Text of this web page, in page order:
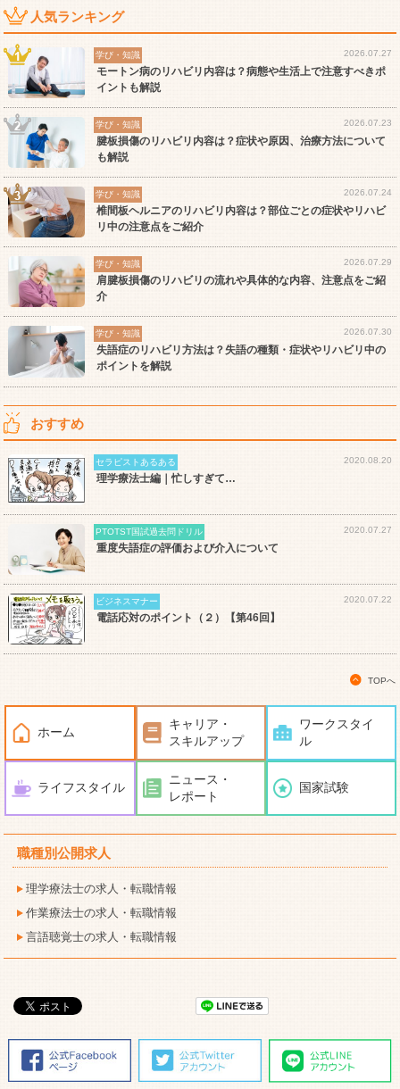
人気ランキング
学び・知識 2026.07.27
モートン病のリハビリ内容は？病態や生活上で注意すべきポ
イントも解説
学び・知識 2026.07.23
腱板損傷のリハビリ内容は？症状や原因、治療方法について
も解説
学び・知識 2026.07.24
椎間板ヘルニアのリハビリ内容は？部位ごとの症状やリハビ
リ中の注意点をご紹介
学び・知識 2026.07.29
肩腱板損傷のリハビリの流れや具体的な内容、注意点をご紹
介
学び・知識 2026.07.30
失語症のリハビリ方法は？失語の種類・症状やリハビリ中の
ポイントを解説
おすすめ
セラピストあるある 2020.08.20
理学療法士編｜忙しすぎて…
PTOTST国試過去問ドリル 2020.07.27
重度失語症の評価および介入について
ビジネスマナー 2020.07.22
電話応対のポイント（２）【第46回】
TOPへ
ホーム
キャリア・
スキルアップ
ワークスタイ
ル
ライフスタイル
ニュース・
レポート
国家試験
職種別公開求人
理学療法士の求人・転職情報
作業療法士の求人・転職情報
言語聴覚士の求人・転職情報